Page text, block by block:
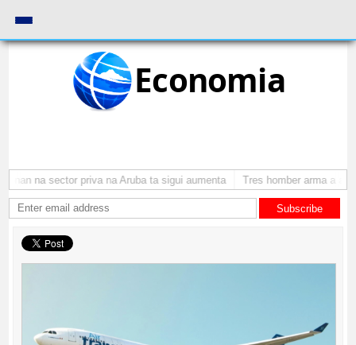
Economia
na sector priva na Aruba ta sigui aumenta Tres homber arma a
Subscribe